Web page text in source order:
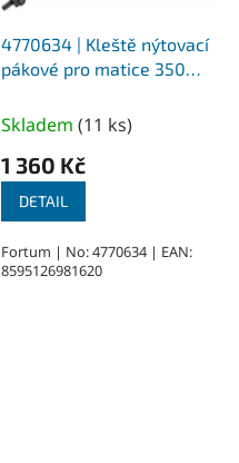
4770634 | Kleště nýtovací
pákové pro matice 350
M6-M8-M10-M12
Skladem (11 ks)
1 360 Kč
DETAIL
Fortum | No: 4770634 | EAN:
8595126981620